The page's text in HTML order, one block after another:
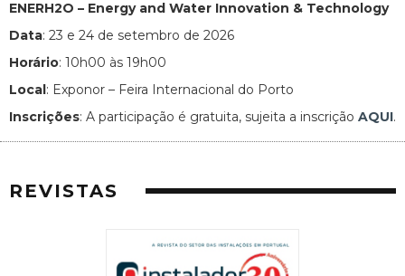
ENERH2O – Energy and Water Innovation & Technology
Data: 23 e 24 de setembro de 2026
Horário: 10h00 às 19h00
Local: Exponor – Feira Internacional do Porto
Inscrições: A participação é gratuita, sujeita a inscrição AQUI.
REVISTAS